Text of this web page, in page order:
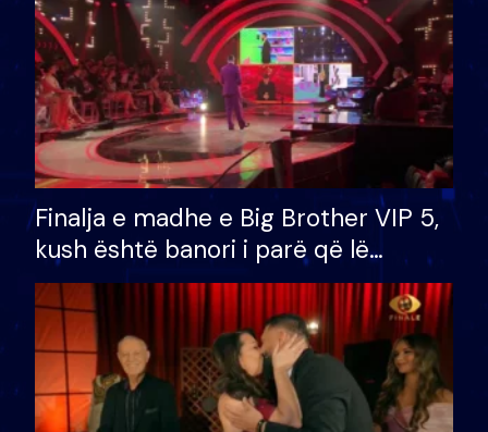
Finalja e madhe e Big Brother VIP 5,
kush është banori i parë që lë
shtëpinë dhe humb mundësinë për
të fituar çmimin e madh